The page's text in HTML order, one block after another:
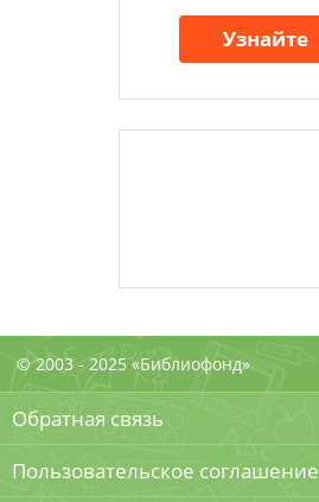
Узнайте
© 2003 - 2025 «Библиофонд»
Обратная связь
Пользовательское соглашение